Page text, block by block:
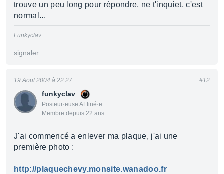
trouve un peu long pour répondre, ne t'inquiet, c'est
normal...
Funkyclav
signaler
funkyclav
Posteur·euse AFfiné·e
Membre depuis 22 ans
19 Aout 2004 à 22:27 #12
J'ai commencé a enlever ma plaque, j'ai une
première photo :
http://plaquechevy.monsite.wanadoo.fr